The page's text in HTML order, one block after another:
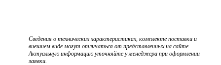
Сведения о технических характеристиках, комплекте поставки и
внешнем виде могут отличаться от представленных на сайте.
Актуальную информацию уточняйте у менеджера при оформлении
заявки.